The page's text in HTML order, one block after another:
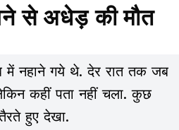
से अधेड़ की मौत
में नहाने गये थे. देर रात तक जब
कहीं पता नहीं चला. कुछ
हुए देखा.